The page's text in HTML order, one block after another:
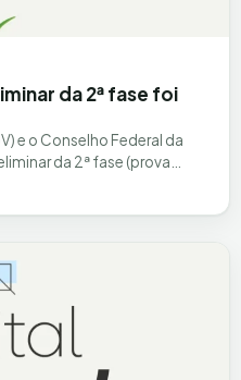
da 2ª fase foi
e o Conselho Federal da
da 2ª fase (prova